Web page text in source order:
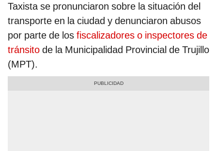
Taxista se pronunciaron sobre la situación del
transporte en la ciudad y denunciaron abusos
por parte de los fiscalizadores o inspectores de
tránsito de la Municipalidad Provincial de Trujillo
(MPT).